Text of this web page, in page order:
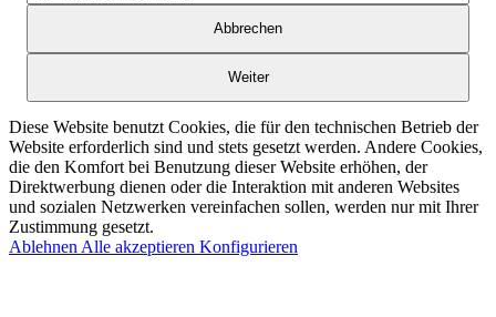
Abbrechen
Weiter
Diese Website benutzt Cookies, die für den technischen Betrieb der
Website erforderlich sind und stets gesetzt werden. Andere Cookies,
die den Komfort bei Benutzung dieser Website erhöhen, der
Direktwerbung dienen oder die Interaktion mit anderen Websites
und sozialen Netzwerken vereinfachen sollen, werden nur mit Ihrer
Zustimmung gesetzt.
Ablehnen Alle akzeptieren Konfigurieren